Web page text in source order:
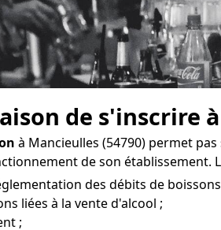
de s'inscrire
à Mancieulles (54790) permet
de son établissement.
des débits de
liées à la vente d'alcool ;
;